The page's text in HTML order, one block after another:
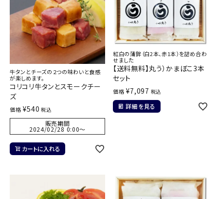
牛タンとチーズの２つの味わいと食感
が楽しめます。
コリコリ牛タンとスモークチー
ズ
価格 ¥540 税込
販売期間
2024/02/28 0:00〜
カートに入れる
紅白の蒲鉾（白2本、赤1本）を詰め合わ
せました
【送料無料】丸う）かまぼこ3本
セット
価格 ¥7,097 税込
詳細を見る